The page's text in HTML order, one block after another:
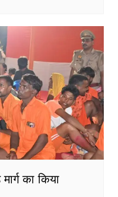
का किया